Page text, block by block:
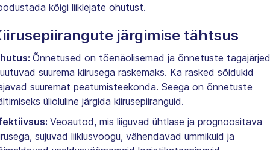
kõigi liiklejate ohutust.
järgimise tähtsus
Õnnetused on tõenäolisemad ja õnnetuste tagajärjed
suurema kiirusega raskemaks. Ka rasked sõidukid
suuremat peatumisteekonda. Seega on õnnetuste
ülioluline järgida kiirusepiiranguid.
Veoautod, mis liiguvad ühtlase ja prognoositava
sujuvad liiklusvoogu, vähendavad ummikuid ja